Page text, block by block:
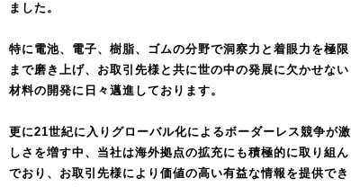
ました。
特に電池、電子、樹脂、ゴムの分野で洞察力と着眼力を極限
まで磨き上げ、お取引先様と共に世の中の発展に欠かせない
材料の開発に日々邁進しております。
更に21世紀に入りグローバル化によるボーダーレス競争が激
しさを増す中、当社は海外拠点の拡充にも積極的に取り組ん
でおり、お取引先様により価値の高い有益な情報を提供でき